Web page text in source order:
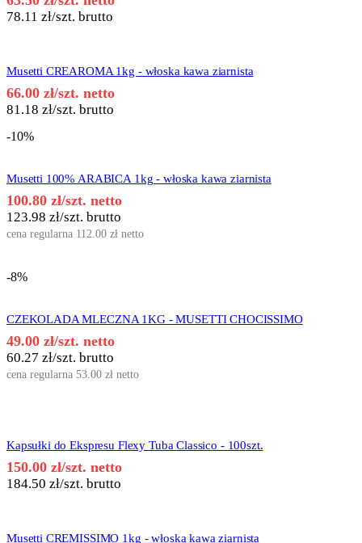
78.11 zł/szt. brutto
Musetti CREAROMA 1kg - włoska kawa ziarnista
66.00 zł/szt. netto
81.18 zł/szt. brutto
-10%
Musetti 100% ARABICA 1kg - włoska kawa ziarnista
100.80 zł/szt. netto
123.98 zł/szt. brutto
cena regularna 112.00 zł netto
-8%
CZEKOLADA MLECZNA 1KG - MUSETTI CHOCISSIMO
49.00 zł/szt. netto
60.27 zł/szt. brutto
cena regularna 53.00 zł netto
Kapsułki do Ekspresu Flexy Tuba Classico - 100szt.
150.00 zł/szt. netto
184.50 zł/szt. brutto
Musetti CREMISSIMO 1kg - włoska kawa ziarnista